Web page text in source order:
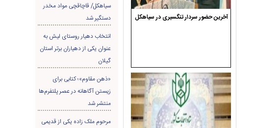
آخرین حضور سردار تنگسیری در سیاهکل
سیاهکل/ قاچاقچی مواد مخدر
دستگیر شد
انتخاب دهیار روستای لیش به
عنوان یکی از دهیاران برتر استان
گیلان
«ذهن مقاوم»؛ کتابی برای
زیستن آگاهانه در عصر پلتفرم‌ها
منتشر شد
مرحوم ملک زاده یکی از قدیمی